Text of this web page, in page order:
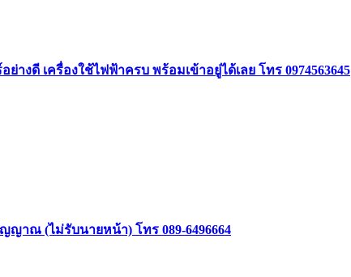
างดี เครื่องใช้ไฟฟ้าครบ พร้อมเข้าอยู่ได้เลย โทร 0974563645
ญาณ (ไม่รับนายหน้า) โทร 089-6496664